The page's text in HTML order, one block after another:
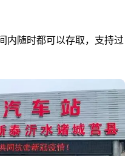
内随时都可以存取，支持过